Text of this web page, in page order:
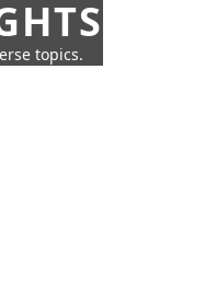
topics.